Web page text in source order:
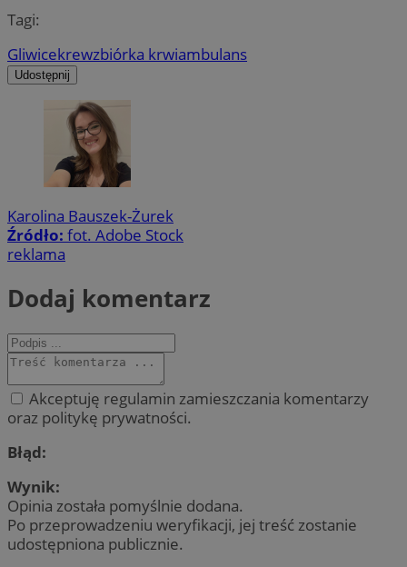
Tagi:
Gliwicekrewzbiórka krwiambulans
Udostępnij
Karolina Bauszek-Żurek
Źródło: fot. Adobe Stock
reklama
Dodaj komentarz
Akceptuję regulamin zamieszczania komentarzy
oraz politykę prywatności.
Błąd:
Wynik:
Opinia została pomyślnie dodana.
Po przeprowadzeniu weryfikacji, jej treść zostanie
udostępniona publicznie.